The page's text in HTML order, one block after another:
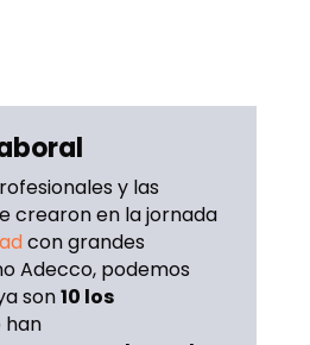
y las
crearon en la jornada
con grandes
Adecco, podemos
son10 los
han